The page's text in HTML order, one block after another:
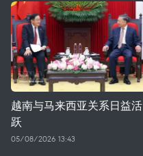
越南与马来西亚关系日益活
跃
05/08/2026 13:43